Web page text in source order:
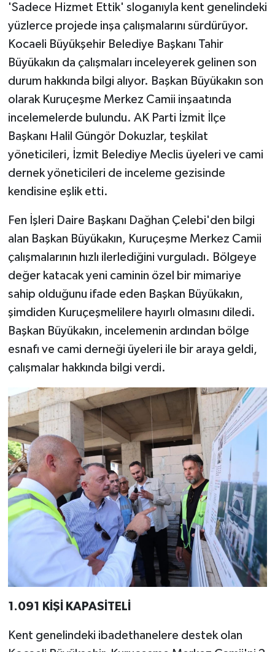
'Sadece Hizmet Ettik' sloganıyla kent genelindeki
yüzlerce projede inşa çalışmalarını sürdürüyor.
Kocaeli Büyükşehir Belediye Başkanı Tahir
Büyükakın da çalışmaları inceleyerek gelinen son
durum hakkında bilgi alıyor. Başkan Büyükakın son
olarak Kuruçeşme Merkez Camii inşaatında
incelemelerde bulundu. AK Parti İzmit İlçe
Başkanı Halil Güngör Dokuzlar, teşkilat
yöneticileri, İzmit Belediye Meclis üyeleri ve cami
dernek yöneticileri de inceleme gezisinde
kendisine eşlik etti.
Fen İşleri Daire Başkanı Dağhan Çelebi'den bilgi
alan Başkan Büyükakın, Kuruçeşme Merkez Camii
çalışmalarının hızlı ilerlediğini vurguladı. Bölgeye
değer katacak yeni caminin özel bir mimariye
sahip olduğunu ifade eden Başkan Büyükakın,
şimdiden Kuruçeşmelilere hayırlı olmasını diledi.
Başkan Büyükakın, incelemenin ardından bölge
esnafı ve cami derneği üyeleri ile bir araya geldi,
çalışmalar hakkında bilgi verdi.
1.091 KİŞİ KAPASİTELİ
Kent genelindeki ibadethanelere destek olan